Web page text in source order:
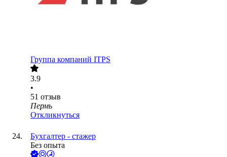
Группа компаний ITPS
3.9
•
51 отзыв
Пермь
Откликнуться
Бухгалтер - стажер
Без опыта